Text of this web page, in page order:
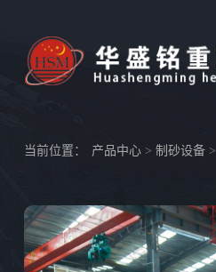
当前位置： 产品中心> 制砂设备>